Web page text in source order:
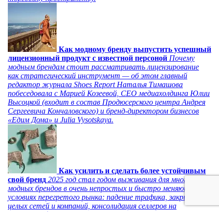
Как модному бренду выпустить успешный
лицензионный продукт с известной персоной Почему
модным брендам стоит рассматривать лицензирование
как стратегический инструмент — об этом главный
редактор журнала Shoes Report Наталья Тимашова
побеседовала с Марией Козеевой, СЕО медиахолдинга Юлии
Высоцкой (входит в состав Продюсерского центра Андрея
Сергеевича Кончаловского) и бренд-директором бизнесов
«Едим Дома» и Julia Vysotskaya.
Как усилить и сделать более устойчивым
свой бренд 2025 год стал годом выживания для многих
модных брендов в очень непростых и быстро меняющихся
условиях перегретого рынка: падение трафика, закрытие
целых сетей и компаний, консолидация селлеров на